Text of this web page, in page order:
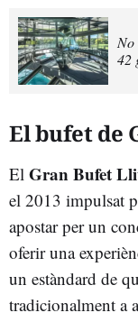
No
42
El bufet de
El Gran Bufet
el 2013 impulsat
apostar per un
oferir una
un estàndard de
tradicionalment a